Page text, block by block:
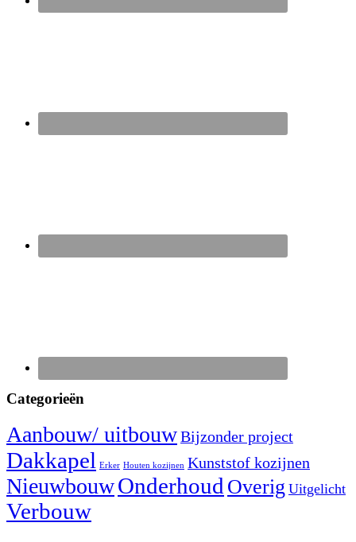
Categorieën
Aanbouw/ uitbouwBijzonder project
Dakkapel Erker Houten kozijnen Kunststof kozijnen
NieuwbouwOnderhoud Overig Uitgelicht
Verbouw